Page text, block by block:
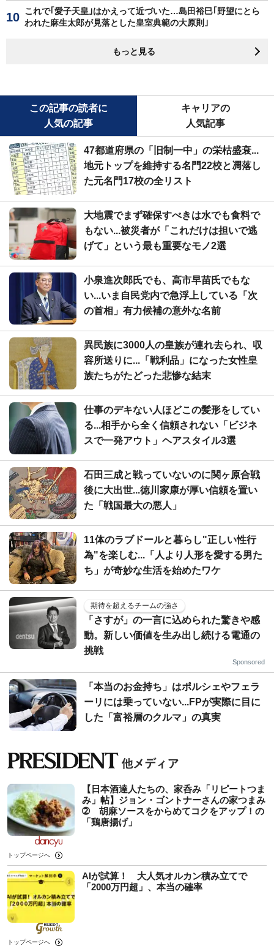
これで｢愛子天皇｣はかえって近づいた…島田裕巳｢野望にとら
われた麻生太郎が見落とした皇室典範の大原則｣
もっと見る
この記事の読者に
人気の記事
キャリアの
人気記事
47都道府県の「旧制一中」の栄枯盛衰...
地元トップを維持する名門22校と凋落し
た元名門17校の全リスト
大地震でまず確保すべきは水でも食料で
もない...被災者が「これだけは担いで逃
げて」という最も重要なモノ2選
小泉進次郎氏でも、高市早苗氏でもな
い...いま自民党内で急浮上している「次
の首相」有力候補の意外な名前
異民族に3000人の皇族が連れ去られ、収
容所送りに...「戦利品」になった女性皇
族たちがたどった悲惨な結末
仕事のデキない人ほどこの髪形をしてい
る...相手から全く信頼されない「ビジネ
スで一発アウト」ヘアスタイル3選
石田三成と戦っていないのに関ヶ原合戦
後に大出世...徳川家康が厚い信頼を置い
た「戦国最大の悪人」
11体のラブドールと暮らし"正しい性行
為"を楽しむ...「人より人形を愛する男た
ち」が奇妙な生活を始めたワケ
期待を超えるチームの強さ
「さすが」の一言に込められた驚きや感
動。新しい価値を生み出し続ける電通の
挑戦
Sponsored
「本当のお金持ち」はポルシェやフェラ
ーリには乗っていない...FPが実際に目に
した「富裕層のクルマ」の真実
【日本酒達人たちの、家呑み「リピートつま
み」帖】ジョン・ゴントナーさんの家つまみ
➁ 胡麻ソースをからめてコクをアップ！の
「鶏唐揚げ」
トップページへ
AIが試算！ 大人気オルカン積み立てで
「2000万円超」、本当の確率
トップページへ